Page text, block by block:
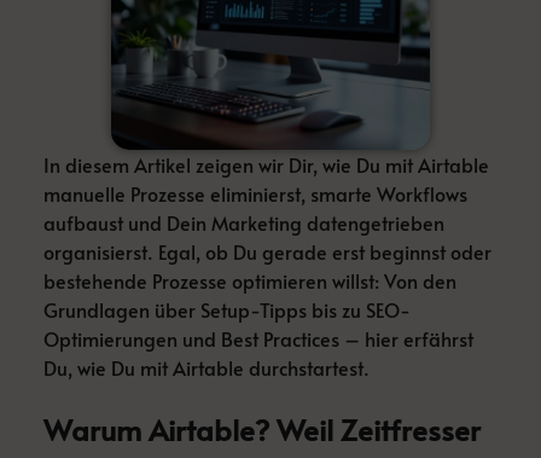
In diesem Artikel zeigen wir Dir, wie Du mit Airtable
manuelle Prozesse eliminierst, smarte Workflows
aufbaust und Dein Marketing datengetrieben
organisierst. Egal, ob Du gerade erst beginnst oder
bestehende Prozesse optimieren willst: Von den
Grundlagen über Setup-Tipps bis zu SEO-
Optimierungen und Best Practices – hier erfährst
Du, wie Du mit Airtable durchstartest.
Warum Airtable? Weil Zeitfresser